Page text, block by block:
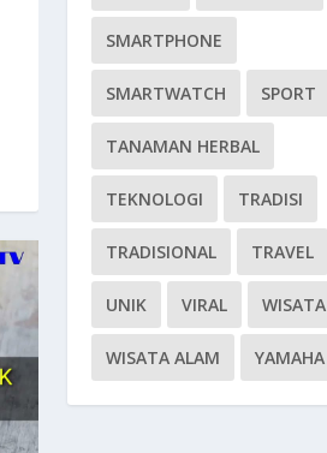
SMARTPHONE
SMARTWATCH SPORT
TANAMAN HERBAL
TEKNOLOGI TRADISI
TRADISIONAL TRAVEL
UNIK VIRAL WISATA
WISATA ALAM YAMAHA